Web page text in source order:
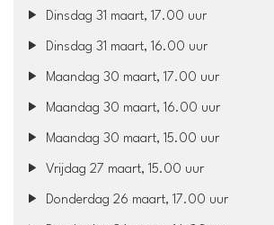
Dinsdag 31 maart, 17.00 uur
Dinsdag 31 maart, 16.00 uur
Maandag 30 maart, 17.00 uur
Maandag 30 maart, 16.00 uur
Maandag 30 maart, 15.00 uur
Vrijdag 27 maart, 15.00 uur
Donderdag 26 maart, 17.00 uur